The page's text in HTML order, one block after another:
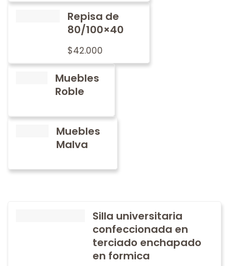
Repisa de
80/100×40
$42.000
Muebles
Roble
Muebles
Malva
Silla universitaria
confeccionada en
terciado enchapado
en formica